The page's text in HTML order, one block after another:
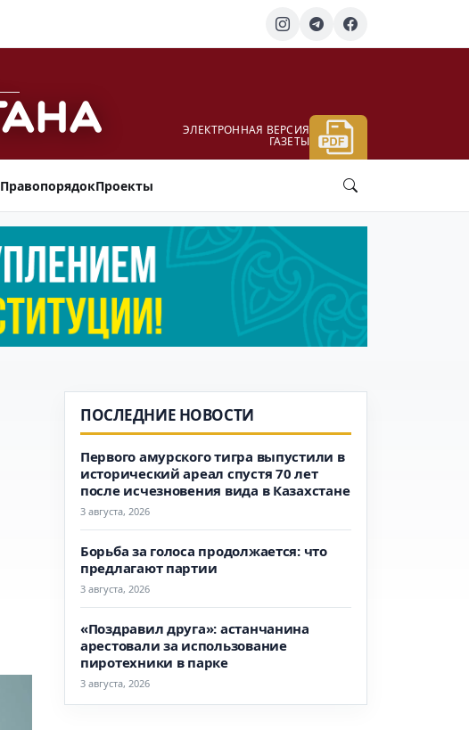
ЭЛЕКТРОННАЯ ВЕРСИЯ
ГАЗЕТЫ
ПравопорядокПроекты
ПОСЛЕДНИЕ НОВОСТИ
Первого амурского тигра выпустили в
исторический ареал спустя 70 лет
после исчезновения вида в Казахстане
3 августа, 2026
Борьба за голоса продолжается: что
предлагают партии
3 августа, 2026
«Поздравил друга»: астанчанина
арестовали за использование
пиротехники в парке
3 августа, 2026